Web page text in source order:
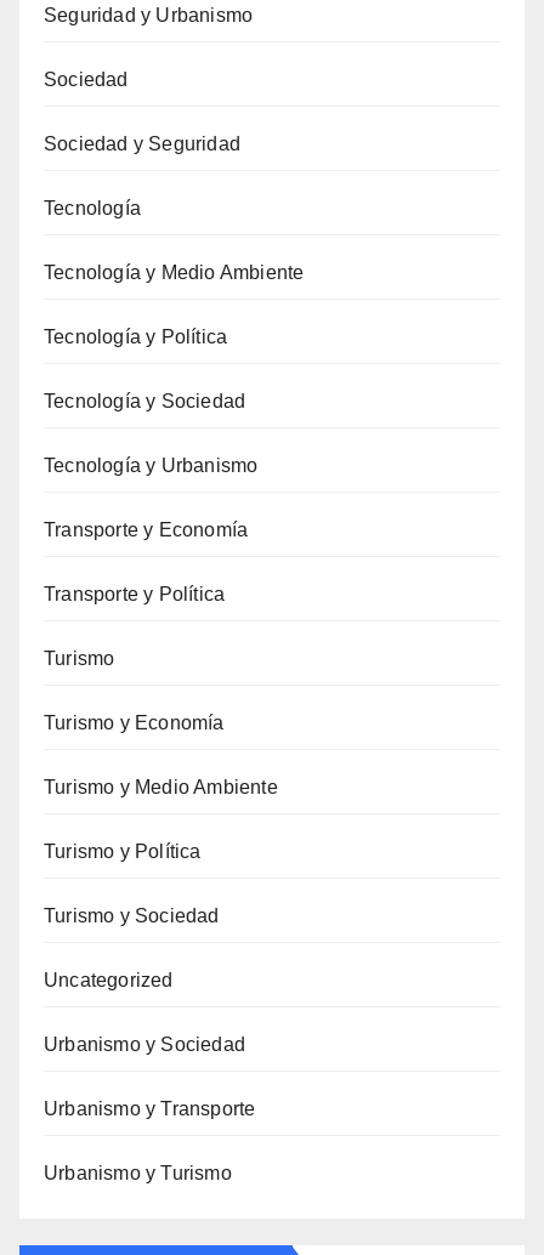
Seguridad y Urbanismo
Sociedad
Sociedad y Seguridad
Tecnología
Tecnología y Medio Ambiente
Tecnología y Política
Tecnología y Sociedad
Tecnología y Urbanismo
Transporte y Economía
Transporte y Política
Turismo
Turismo y Economía
Turismo y Medio Ambiente
Turismo y Política
Turismo y Sociedad
Uncategorized
Urbanismo y Sociedad
Urbanismo y Transporte
Urbanismo y Turismo